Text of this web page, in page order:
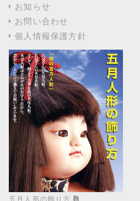
お知らせ
お問い合わせ
個人情報保護方針
五月人形の飾り方